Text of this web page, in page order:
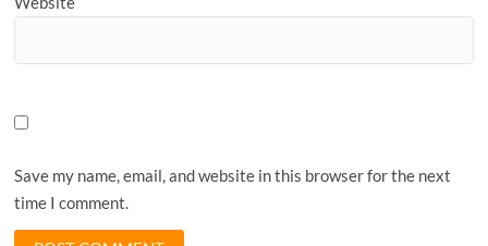
Save my name, email, and website in this browser for the next
time I comment.